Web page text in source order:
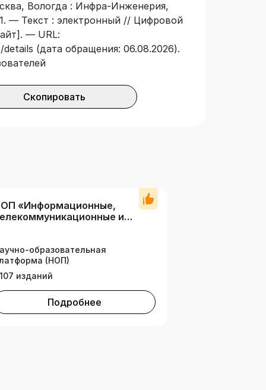
Вологда : Инфра-Инженерия,
— Текст : электронный // Цифровой
— URL:
(дата обращения: 06.08.2026).
Скопировать
«Информационные,
и
образовательная
(НОП)
изданий
Подробнее